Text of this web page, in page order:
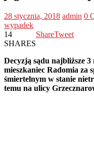
28 stycznia, 2018 admin 0
wypadek
14
SHARES
ShareTweet
Decyzją sądu najbliższe 3
mieszkaniec Radomia za
śmiertelnym w stanie
temu na ulicy